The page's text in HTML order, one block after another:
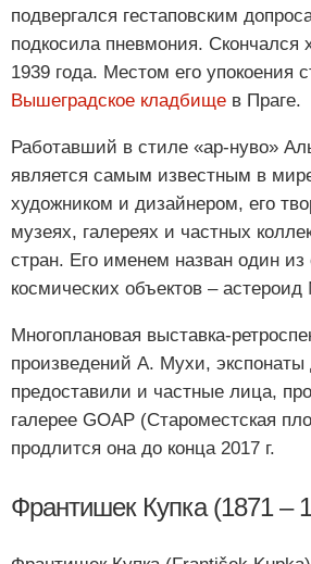
подвергался гестаповским
подкосила пневмония. Скончался
1939 года. Местом его упокоения
Вышеградское кладбище в Праге.
Работавший в стиле «ар-нуво»
является самым известным в
художником и дизайнером, его
музеях, галереях и частных
стран. Его именем назван один из
космических объектов –
Многоплановая выставка-
произведений А. Мухи, экспонаты
предоставили и частные лица,
галерее GOAP (Староместская
продлится она до конца 2017 г.
Франтишек Купка (1871 –